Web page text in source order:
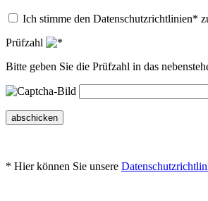
Ich stimme den Datenschutzrichtlinien*
Prüfzahl
Bitte geben Sie die Prüfzahl in das
abschicken
* Hier können Sie unsere